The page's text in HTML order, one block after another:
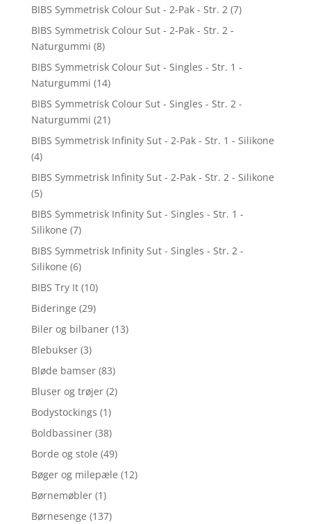
BIBS Symmetrisk Colour Sut - 2-Pak - Str. 2 (7)
BIBS Symmetrisk Colour Sut - 2-Pak - Str. 2 -
Naturgummi (8)
BIBS Symmetrisk Colour Sut - Singles - Str. 1 -
Naturgummi (14)
BIBS Symmetrisk Colour Sut - Singles - Str. 2 -
Naturgummi (21)
BIBS Symmetrisk Infinity Sut - 2-Pak - Str. 1 - Silikone
(4)
BIBS Symmetrisk Infinity Sut - 2-Pak - Str. 2 - Silikone
(5)
BIBS Symmetrisk Infinity Sut - Singles - Str. 1 -
Silikone (7)
BIBS Symmetrisk Infinity Sut - Singles - Str. 2 -
Silikone (6)
BIBS Try It (10)
Bideringe (29)
Biler og bilbaner (13)
Blebukser (3)
Bløde bamser (83)
Bluser og trøjer (2)
Bodystockings (1)
Boldbassiner (38)
Borde og stole (49)
Bøger og milepæle (12)
Børnemøbler (1)
Børnesenge (137)